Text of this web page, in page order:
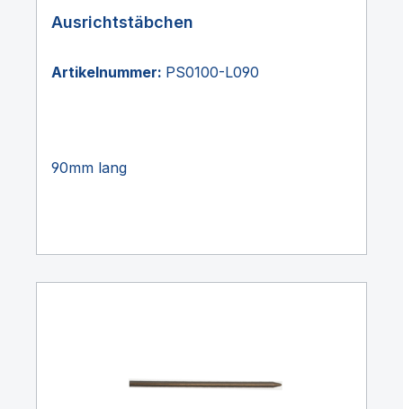
Ausrichtstäbchen
Artikelnummer: PS0100-L090
90mm lang